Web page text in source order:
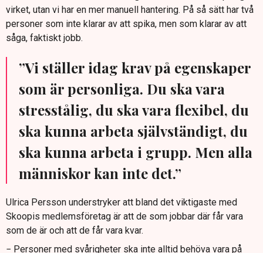
virket, utan vi har en mer manuell hantering. På så sätt har två
personer som inte klarar av att spika, men som klarar av att
såga, faktiskt jobb.
”Vi ställer idag krav på egenskaper
som är personliga. Du ska vara
stresstålig, du ska vara flexibel, du
ska kunna arbeta självständigt, du
ska kunna arbeta i grupp. Men alla
människor kan inte det.”
Ulrica Persson understryker att bland det viktigaste med
Skoopis medlemsföretag är att de som jobbar där får vara
som de är och att de får vara kvar.
− Personer med svårigheter ska inte alltid behöva vara på